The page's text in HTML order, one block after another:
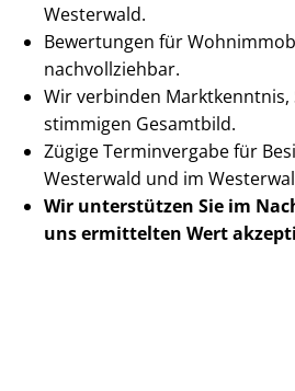
Westerwald.
Bewertungen für
nachvollziehbar.
Wir verbinden
stimmigen Gesamtbild.
Zügige Terminvergabe für
Westerwald und im
Wir unterstützen Sie im
uns ermittelten Wert